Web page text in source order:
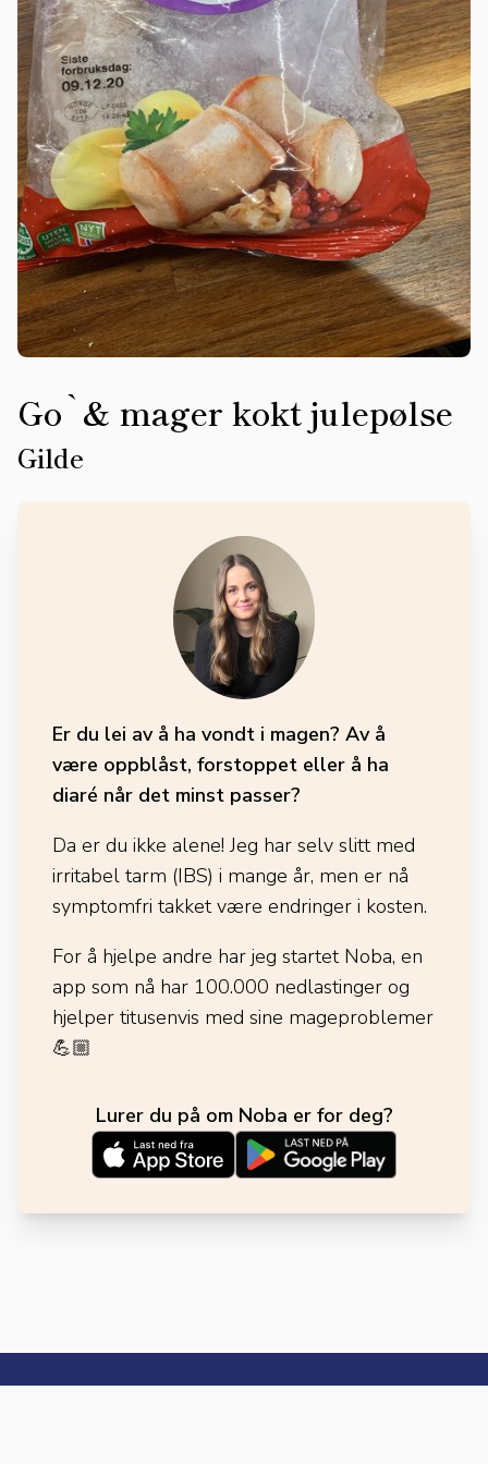
Go`& mager kokt julepølse
Gilde
Er du lei av å ha vondt i magen? Av å
være oppblåst, forstoppet eller å ha
diaré når det minst passer?
Da er du ikke alene! Jeg har selv slitt med
irritabel tarm (IBS) i mange år, men er nå
symptomfri takket være endringer i kosten.
For å hjelpe andre har jeg startet Noba, en
app som nå har 100.000 nedlastinger og
hjelper titusenvis med sine mageproblemer
💪🏼
Lurer du på om Noba er for deg?